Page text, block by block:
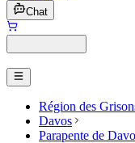
Chat
Région des
Davos
Parapente de